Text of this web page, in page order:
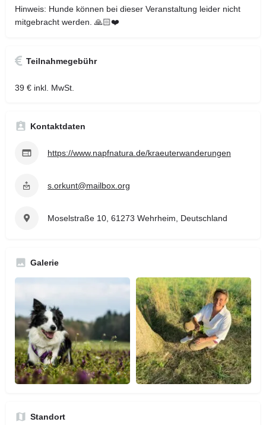
Hinweis: Hunde können bei dieser Veranstaltung leider nicht
mitgebracht werden. 🙏🏻❤️
Teilnahmegebühr
39 € inkl. MwSt.
Kontaktdaten
https://www.napfnatura.de/kraeuterwanderungen
s.orkunt@mailbox.org
Moselstraße 10, 61273 Wehrheim, Deutschland
Galerie
Standort